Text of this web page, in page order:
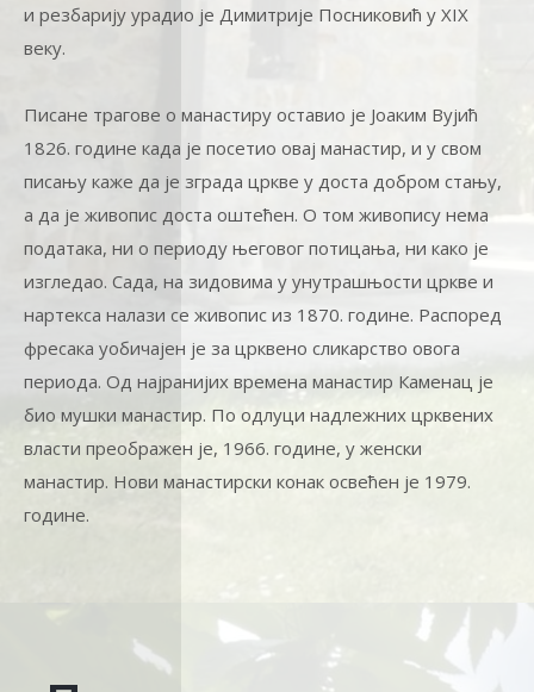
и резбарију урадио је Димитрије Посниковић у XIX
веку.
Писане трагове о манастиру оставио је Јоаким Вујић
1826. године када је посетио овај манастир, и у свом
писању каже да је зграда цркве у доста добром стању,
а да је живопис доста оштећен. О том живопису нема
података, ни о периоду његовог потицања, ни како је
изгледао. Сада, на зидовима у унутрашњости цркве и
нартекса налази се живопис из 1870. године. Распоред
фресака уобичајен је за црквено сликарство овога
периода. Од најранијих времена манастир Каменац је
био мушки манастир. По одлуци надлежних црквених
власти преображен је, 1966. године, у женски
манастир. Нови манастирски конак освећен је 1979.
године.